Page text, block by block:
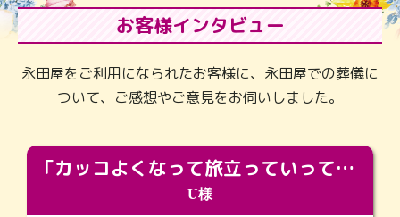
お客様インタビュー
永田屋をご利用になられたお客様に、永田屋での葬儀に
ついて、ご感想やご意見をお伺いしました。
「カッコよくなって旅立っていってくれました（笑）もっとカッコいいって言ってあげればよかったな」
U様